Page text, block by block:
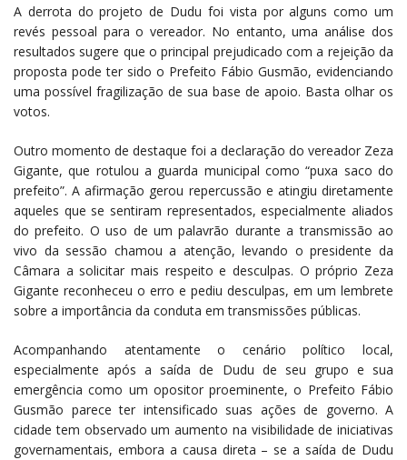
A derrota do projeto de Dudu foi vista por alguns como um
revés pessoal para o vereador. No entanto, uma análise dos
resultados sugere que o principal prejudicado com a rejeição da
proposta pode ter sido o Prefeito Fábio Gusmão, evidenciando
uma possível fragilização de sua base de apoio. Basta olhar os
votos.
Outro momento de destaque foi a declaração do vereador Zeza
Gigante, que rotulou a guarda municipal como “puxa saco do
prefeito”. A afirmação gerou repercussão e atingiu diretamente
aqueles que se sentiram representados, especialmente aliados
do prefeito. O uso de um palavrão durante a transmissão ao
vivo da sessão chamou a atenção, levando o presidente da
Câmara a solicitar mais respeito e desculpas. O próprio Zeza
Gigante reconheceu o erro e pediu desculpas, em um lembrete
sobre a importância da conduta em transmissões públicas.
Acompanhando atentamente o cenário político local,
especialmente após a saída de Dudu de seu grupo e sua
emergência como um opositor proeminente, o Prefeito Fábio
Gusmão parece ter intensificado suas ações de governo. A
cidade tem observado um aumento na visibilidade de iniciativas
governamentais, embora a causa direta – se a saída de Dudu